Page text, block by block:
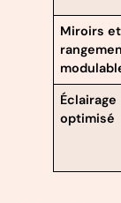
Miroirs et
Éclairage
optimisé